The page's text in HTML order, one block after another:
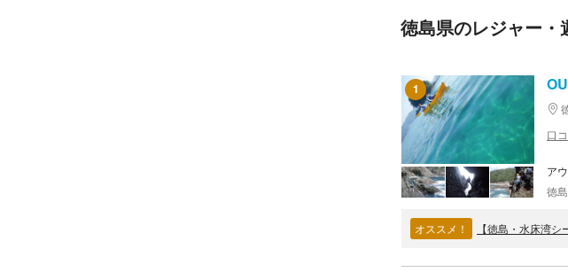
徳島県のレジャー
1
口
ア
オススメ！ 【徳島・水床湾